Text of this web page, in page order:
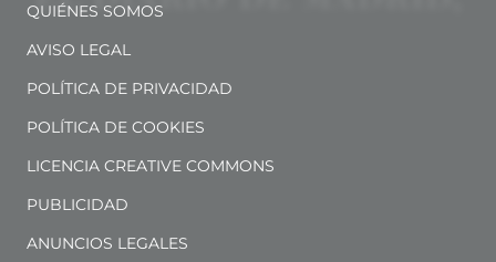
QUIÉNES SOMOS
AVISO LEGAL
POLÍTICA DE PRIVACIDAD
POLÍTICA DE COOKIES
LICENCIA CREATIVE COMMONS
PUBLICIDAD
ANUNCIOS LEGALES